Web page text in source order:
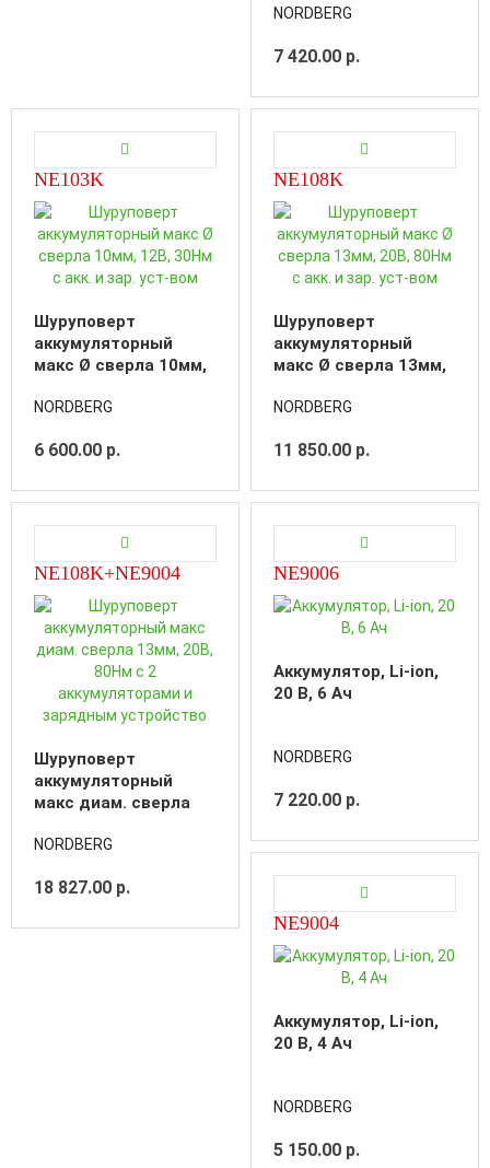
аккумуляторами и
устройством
NORDBERG
7 420.00 р.
NE103K
Шуруповерт
аккумуляторный
макс Ø сверла 10мм,
зар. уст-вом
NORDBERG
6 600.00 р.
NE108K
Шуруповерт
аккумуляторный
макс Ø сверла 13мм,
зар. уст-вом
NORDBERG
11 850.00 р.
NE108K+NE9004
Шуруповерт
аккумуляторный
макс диам. сверла
аккумуляторами и
устройство
NORDBERG
18 827.00 р.
NE9006
Аккумулятор, Li-ion,
20 В, 6 Ач
NORDBERG
7 220.00 р.
NE9004
Аккумулятор, Li-ion,
20 В, 4 Ач
NORDBERG
5 150.00 р.